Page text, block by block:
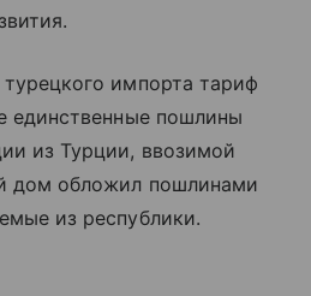
импорта тариф
единственные пошлины
из Турции, ввозимой
дом обложил пошлинами
из республики.